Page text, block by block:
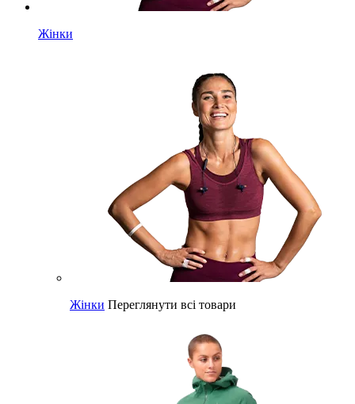
Жінки
Жінки Переглянути всі товари